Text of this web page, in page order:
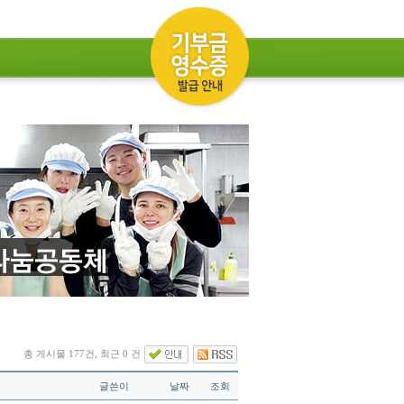
총 게시물 177건, 최근 0 건
글쓴이 날짜 조회